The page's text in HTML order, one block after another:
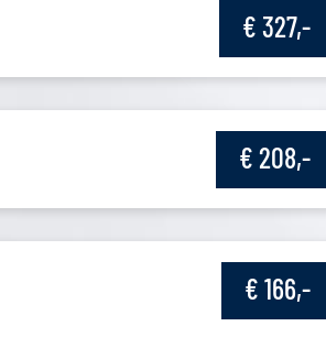
€ 327,-
€ 208,-
€ 166,-